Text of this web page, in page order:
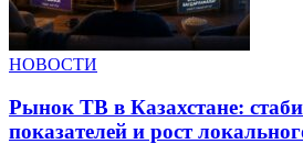
НОВОСТИ
Рынок ТВ в Казахстане:
показателей и рост